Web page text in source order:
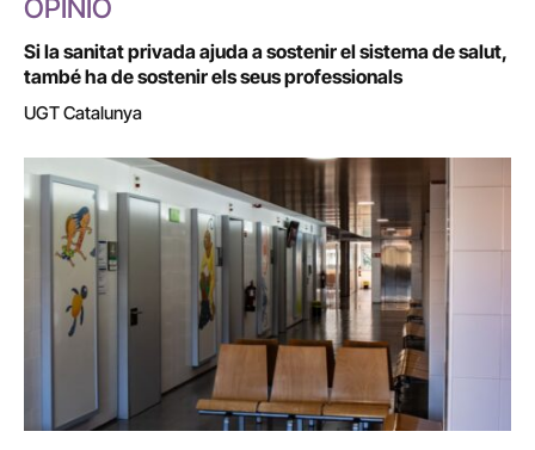
OPINIÓ
Si la sanitat privada ajuda a sostenir el sistema de salut,
també ha de sostenir els seus professionals
UGT Catalunya